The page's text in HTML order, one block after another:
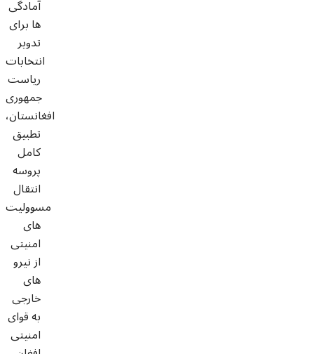
آمادگی
ها برای
تدویر
انتخابات
ریاست
جمهوری
افغانستان،
تطبیق
کامل
پروسه
انتقال
مسوولیت
های
امنیتی
از نیرو
های
خارجی
به قوای
امنیتی